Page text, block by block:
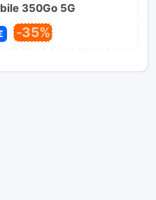
350Go 5G
-35%